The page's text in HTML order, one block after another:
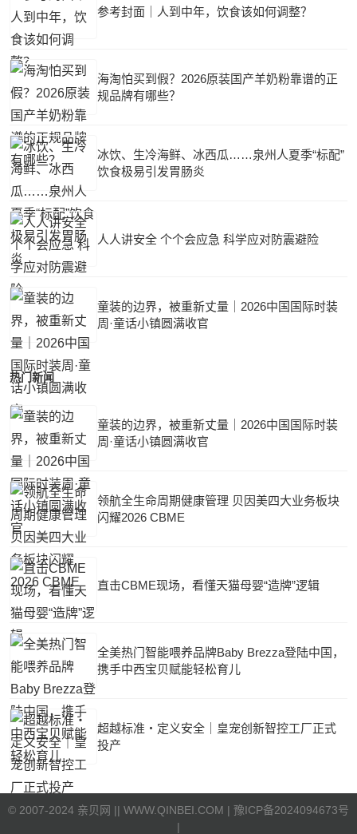
参考封面｜人到中年，饮食该如何调整？
海淘怕买到假？2026原装国产羊奶粉靠谱的正
规品牌有哪些？
冰饮、生冷海鲜、冰西瓜……泉州人夏季“标配”
饮食极易引发胃肠炎
人人讲安全 个个会应急 科学应对防震避险
童装的边界，被重新丈量｜2026中国国际时装
周·童话小镇圆满收官
热门新闻
童装的边界，被重新丈量｜2026中国国际时装
周·童话小镇圆满收官
领航全生命周期健康管理 贝因美四大业务板块
闪耀2026 CBME
直击CBME现场，看懂天猫母婴“造牌”逻辑
全美热门智能喂养品牌Baby Brezza登陆中国，
携手中西宝贝赋能轻松育儿
超越标准・定义安全｜皇宠创新智控工厂正式
投产
© 2007-2024 亲贝网 || WWW.QINBEI.COM | 豫ICP备2024094673号
|